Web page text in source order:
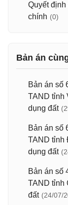
Quyết
chính (0)
Bản án
Bản án số
TAND tỉnh
dụng đất
Bản án số
TAND tỉnh
dụng đất
Bản án số
TAND tỉnh
đất (24/07/